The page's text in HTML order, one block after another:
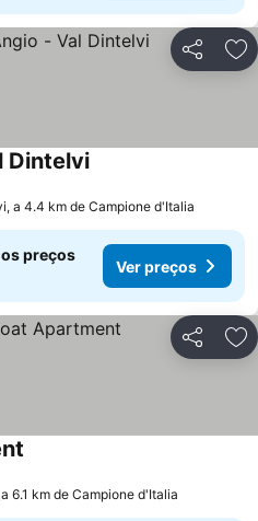
Partilhar
Dintelvi
a 4.4 km de Campione d'Italia
preços
Ver preços
Partilhar
6.1 km de Campione d'Italia